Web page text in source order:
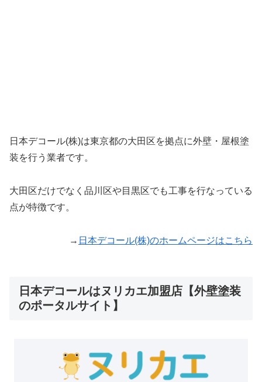
日本デコール(株)は東京都の大田区を拠点に外壁・屋根塗
装を行う業者です。
大田区だけでなく品川区や目黒区でも工事を行なっている
点が特徴です。
→ 日本デコール(株)のホームページはこちら
日本デコールはヌリカエ加盟店【外壁塗装
のポータルサイト】